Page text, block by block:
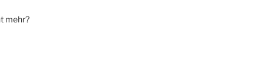
mehr?